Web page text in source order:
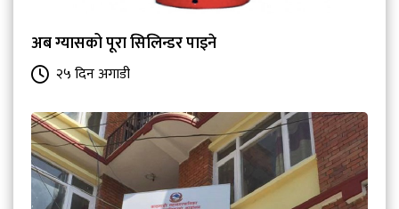
अब ग्यासको पूरा सिलिन्डर पाइने
२५ दिन अगाडी